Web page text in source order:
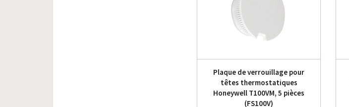
Plaque de verrouillage pour
têtes thermostatiques
Honeywell T100VM, 5 pièces
(FS100V)